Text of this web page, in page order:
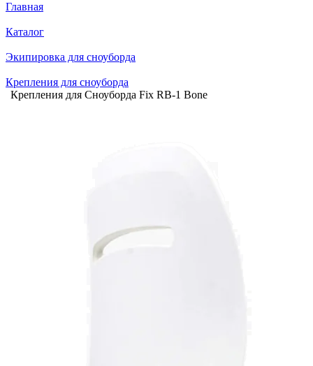
Главная
Каталог
Экипировка для сноуборда
Крепления для сноуборда
Крепления для Сноуборда Fix RB-1 Bone